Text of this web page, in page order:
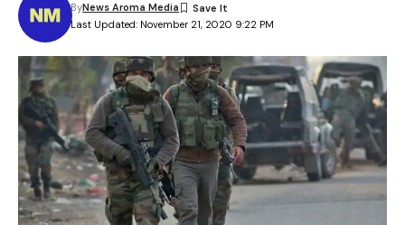
Last Updated: November 21, 2020 9:22 PM
ByNews Aroma Media